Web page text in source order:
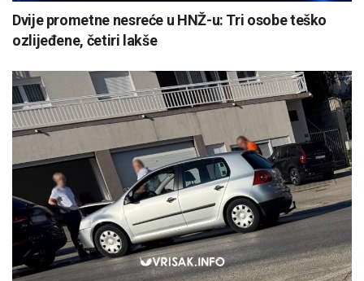
Dvije prometne nesreće u HNŽ-u: Tri osobe teško
ozlijeđene, četiri lakše